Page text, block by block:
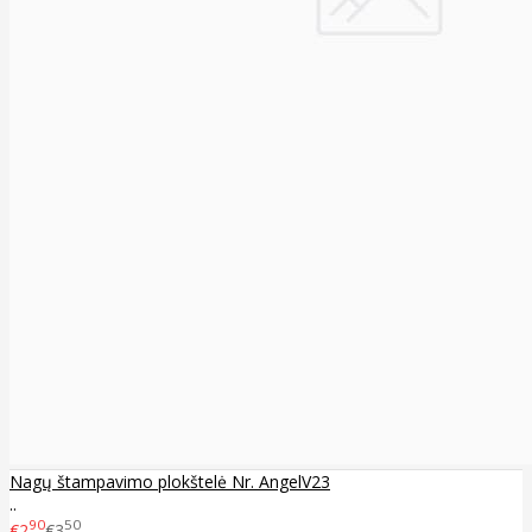
Nagų štampavimo plokštelė Nr. AngelV23
..
90 50